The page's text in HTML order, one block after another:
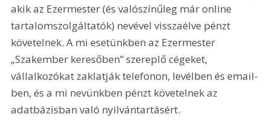
akik az Ezermester (és valószínűleg már online
tartalomszolgáltatók) nevével visszaélve pénzt
követelnek. A mi esetünkben az Ezermester
„Szakember keresőben” szereplő cégeket,
vállalkozókat zaklatják telefonon, levélben és email-
ben, és a mi nevünkben pénzt követelnek az
adatbázisban való nyilvántartásért.